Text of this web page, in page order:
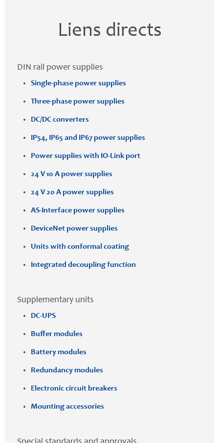
Liens directs
DIN rail power supplies
Single-phase power supplies
Three-phase power supplies
DC/DC converters
IP54, IP65 and IP67 power supplies
Power supplies with IO-Link port
24 V 10 A power supplies
24 V 20 A power supplies
AS-Interface power supplies
DeviceNet power supplies
Units with conformal coating
Integrated decoupling function
Supplementary units
DC-UPS
Buffer modules
Battery modules
Redundancy modules
Electronic circuit breakers
Mounting accessories